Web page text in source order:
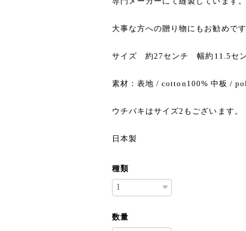
大事な方への贈り物にもお勧めです
サイズ 約27センチ 幅約11.5セ
素材：表地 / cotton100% 中板 /
ウチバキはサイズ2もございます。
日本製
種類
数量